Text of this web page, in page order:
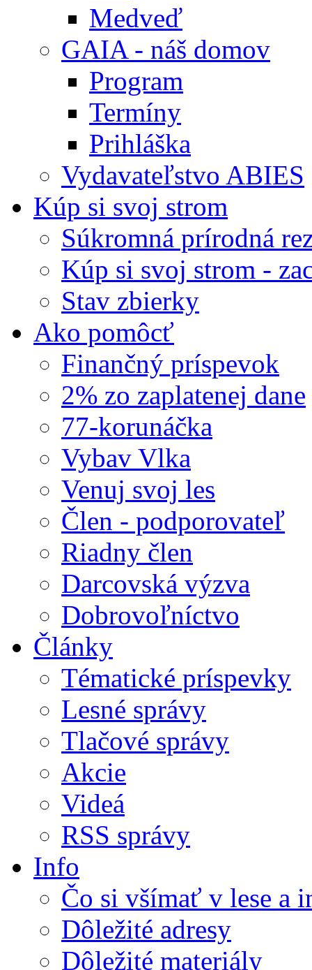
Medveď
GAIA - náš domov
Program
Termíny
Prihláška
Vydavateľstvo ABIES
Kúp si svoj strom
Súkromná prírodná
Kúp si svoj strom -
Stav zbierky
Ako pomôcť
Finančný príspevok
2% zo zaplatenej dane
77-korunáčka
Vybav Vlka
Venuj svoj les
Člen - podporovateľ
Riadny člen
Darcovská výzva
Dobrovoľníctvo
Články
Tématické príspevky
Lesné správy
Tlačové správy
Akcie
Videá
RSS správy
Info
Čo si všímať v lese a
Dôležité adresy
Dôležité materiály